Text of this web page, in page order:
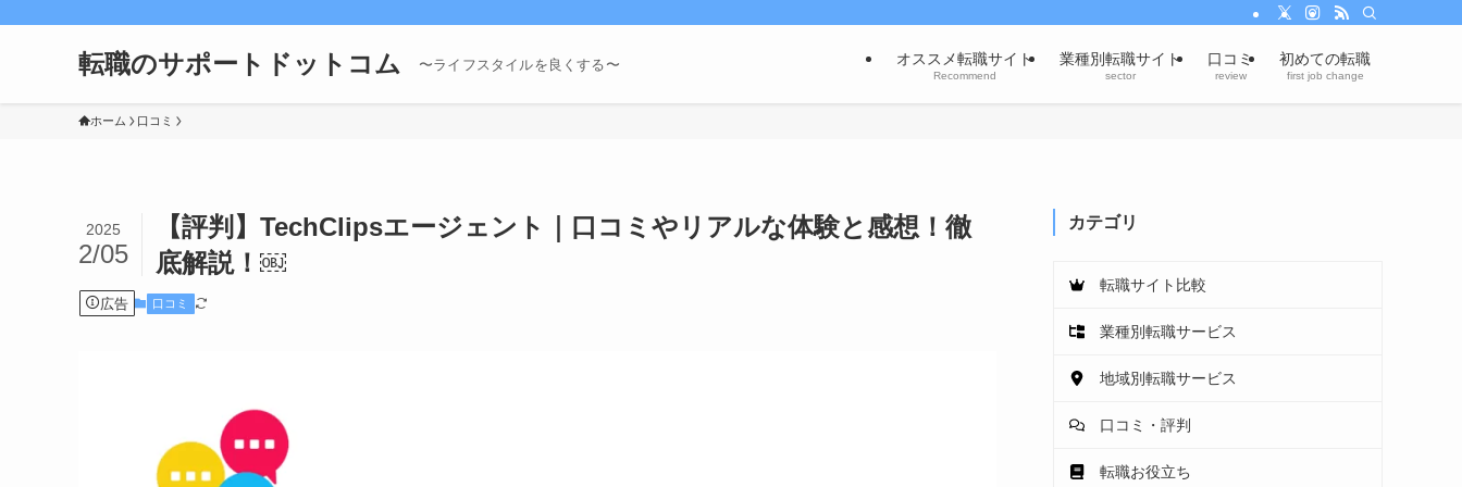
転職のサポートドットコム 〜ライフスタイルを良くする〜 オススメ転職サイト
Recommend
業種別転職サイト
sector
口コミ
review
初めての転職
first job change
ホーム 口コミ
【評判】TechClipsエージェント｜口コミやリアルな体験と感想！徹
底解説！￼
2025
2/05
広告 口コミ
カテゴリ
転職サイト比較
業種別転職サービス
地域別転職サービス
口コミ・評判
転職お役立ち